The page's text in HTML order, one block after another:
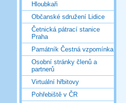
Hloubkaři
Občanské sdružení Lidice
Četnická pátrací stanice
Praha
Památník Čestná vzpomínka
Osobní stránky členů a
partnerů
Virtuální hřbitovy
Pohřebiště v ČR